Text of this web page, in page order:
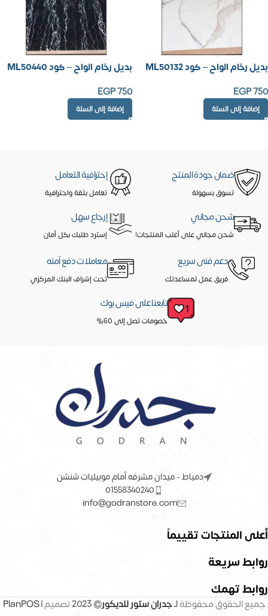
بديل رخام الواح – كود ML50132
EGP750
إضافة إلى السلة
بديل رخام الواح – كود ML50440
EGP750
إضافة إلى السلة
ضمان جودة المنتج
تسوق بسهولة
إحترافية التعامل
تعامل بثقة واحترافية
شحن مجاني
شحن مجاني على أغلب المنتجات!
إرجاع سهل
إسترد طلبك بكل أمان
دعم فنى سريع
فريق عمل لمساعدتك
معاملات دفع آمنه
تحت إشراف البنك المركزي
تابعنا على فيس بوك
خصومات تصل إلى 60%
دمياط - ميدان مشرفه أمام موبيليات شنشن
01558340240
info@godranstore.com
أعلى المنتجات تقييماً
روابط سريعة
روابط تهمك
جميع الحقوق محفوظةلـجدران ستور للديكور© 2023 تصميم |PlanPOS